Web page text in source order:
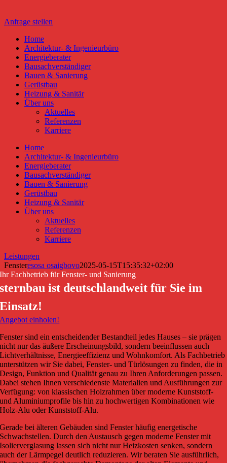
Anfrage stellen
Home
Architektur- & Ingenieurbüro
Energieberater
Bausachverständiger
Bauen & Sanierung
Gerüstbau
Heizung & Sanitär
Über uns
Aktuelles
Referenzen
Karriere
Home
Architektur- & Ingenieurbüro
Energieberater
Bausachverständiger
Bauen & Sanierung
Gerüstbau
Heizung & Sanitär
Über uns
Aktuelles
Referenzen
Karriere
Leistungen
Fensteresosa osaigbovo2025-05-15T15:35:32+02:00
Ihr Fachbetrieb für Fenster- und Sanierung
sternbau ist deutschlandweit für Sie im
Einsatz!
Angebot einholen!
Fenster sind ein entscheidender Bestandteil jedes Hauses – sie prägen
nicht nur das äußere Erscheinungsbild, sondern beeinflussen auch
Lichtverhältnisse, Energieeffizienz und Wohnkomfort. Als Fachbetrieb
unterstützen wir Sie dabei, Fenster- und Türlösungen zu finden, die in
Design, Funktion und Qualität genau zu Ihren Anforderungen passen.
Dabei stehen Ihnen verschiedenste Materialien und Ausführungen zur
Verfügung: von klassischen Holzrahmen über moderne Kunststoff-
und Aluminiumprofile bis hin zu hochwertigen Kombinationen wie
Holz-Alu oder Kunststoff-Alu.
Gerade bei älteren Gebäuden sind Fenster häufig energetische
Schwachstellen. Durch den Austausch gegen moderne Fenster mit
Isolierverglasung lassen sich nicht nur Heizkosten senken, sondern
auch der Lärmpegel deutlich reduzieren. Wir beraten Sie ausführlich,